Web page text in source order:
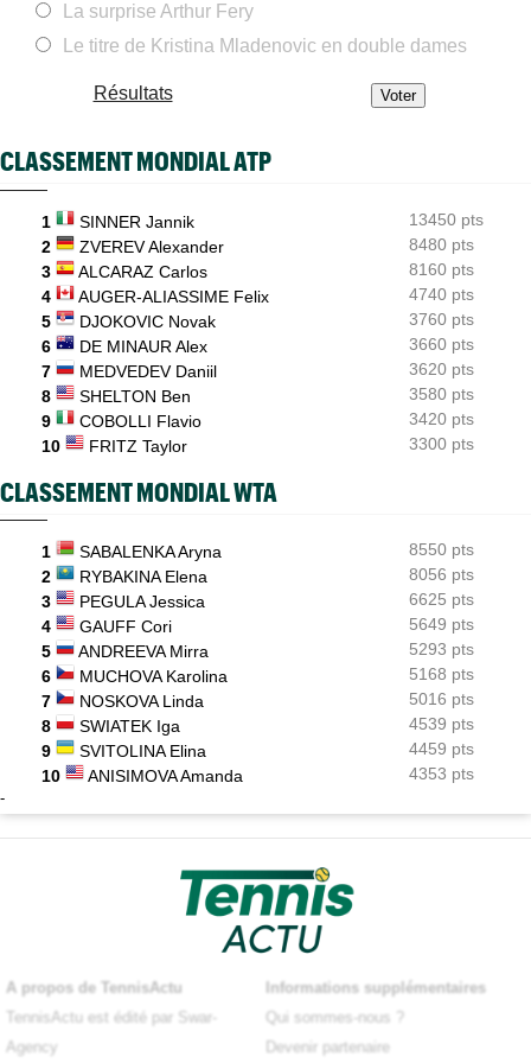
Tous les programmes et les résultats de ce jeudi 6 août 2026
INTERVIEW
Luca Van Assche : "Je peux être performant tout au long de
INTERVIEW
16:11
WTA - Toronto
Aryna Sabalenka propose... des conférences de presse façon F1
La surprise Arthur Fery
Le titre de Kristina Mladenovic en double dames
Résultats
CLASSEMENT MONDIAL ATP
1 SINNER Jannik
13450 pts
2
ZVEREV Alexander
8480 pts
3
ALCARAZ Carlos
8160 pts
4
AUGER-ALIASSIME Felix
4740 pts
5
DJOKOVIC Novak
3760 pts
6
DE MINAUR Alex
3660 pts
7
MEDVEDEV Daniil
3620 pts
8
SHELTON Ben
3580 pts
9
COBOLLI Flavio
3420 pts
10
FRITZ Taylor 3300 pts
CLASSEMENT MONDIAL WTA
1 SABALENKA Aryna
8550 pts
2
RYBAKINA Elena
8056 pts
3
PEGULA Jessica
6625 pts
4
GAUFF Cori
5649 pts
5
ANDREEVA Mirra
5293 pts
6
MUCHOVA Karolina
5168 pts
7
NOSKOVA Linda
5016 pts
8
SWIATEK Iga
4539 pts
9
SVITOLINA Elina
4459 pts
10
ANISIMOVA Amanda 4353 pts
-
A propos de TennisActu
TennisActu est édité par Swar-
Agency
Informations supplémentaires
Qui sommes-nous ?
Devenir partenaire